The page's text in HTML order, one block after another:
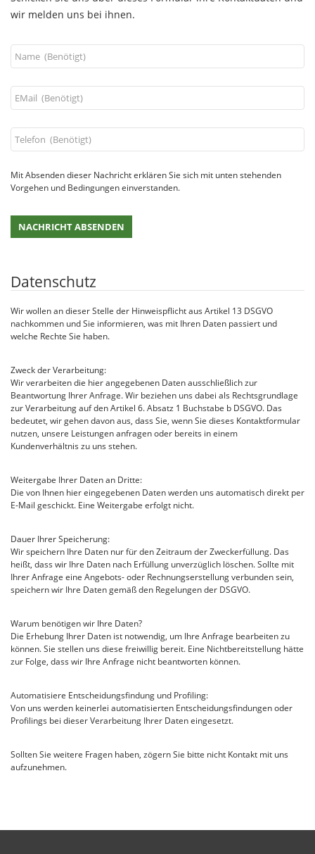
wir melden uns bei ihnen.
Mit Absenden dieser Nachricht erklären Sie sich mit unten stehenden
Vorgehen und Bedingungen einverstanden.
Datenschutz
Wir wollen an dieser Stelle der Hinweispflicht aus Artikel 13 DSGVO
nachkommen und Sie informieren, was mit Ihren Daten passiert und
welche Rechte Sie haben.
Zweck der Verarbeitung:
Wir verarbeiten die hier angegebenen Daten ausschließlich zur
Beantwortung Ihrer Anfrage. Wir beziehen uns dabei als Rechtsgrundlage
zur Verarbeitung auf den Artikel 6. Absatz 1 Buchstabe b DSGVO. Das
bedeutet, wir gehen davon aus, dass Sie, wenn Sie dieses Kontaktformular
nutzen, unsere Leistungen anfragen oder bereits in einem
Kundenverhältnis zu uns stehen.
Weitergabe Ihrer Daten an Dritte:
Die von Ihnen hier eingegebenen Daten werden uns automatisch direkt per
E-Mail geschickt. Eine Weitergabe erfolgt nicht.
Dauer Ihrer Speicherung:
Wir speichern Ihre Daten nur für den Zeitraum der Zweckerfüllung. Das
heißt, dass wir Ihre Daten nach Erfüllung unverzüglich löschen. Sollte mit
Ihrer Anfrage eine Angebots- oder Rechnungserstellung verbunden sein,
speichern wir Ihre Daten gemäß den Regelungen der DSGVO.
Warum benötigen wir Ihre Daten?
Die Erhebung Ihrer Daten ist notwendig, um Ihre Anfrage bearbeiten zu
können. Sie stellen uns diese freiwillig bereit. Eine Nichtbereitstellung hätte
zur Folge, dass wir Ihre Anfrage nicht beantworten können.
Automatisiere Entscheidungsfindung und Profiling:
Von uns werden keinerlei automatisierten Entscheidungsfindungen oder
Profilings bei dieser Verarbeitung Ihrer Daten eingesetzt.
Sollten Sie weitere Fragen haben, zögern Sie bitte nicht Kontakt mit uns
aufzunehmen.